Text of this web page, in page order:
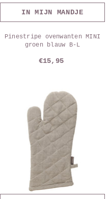
IN MIJN MANDJE
Pinestripe ovenwanten MINI
groen blauw B-L
€15,95